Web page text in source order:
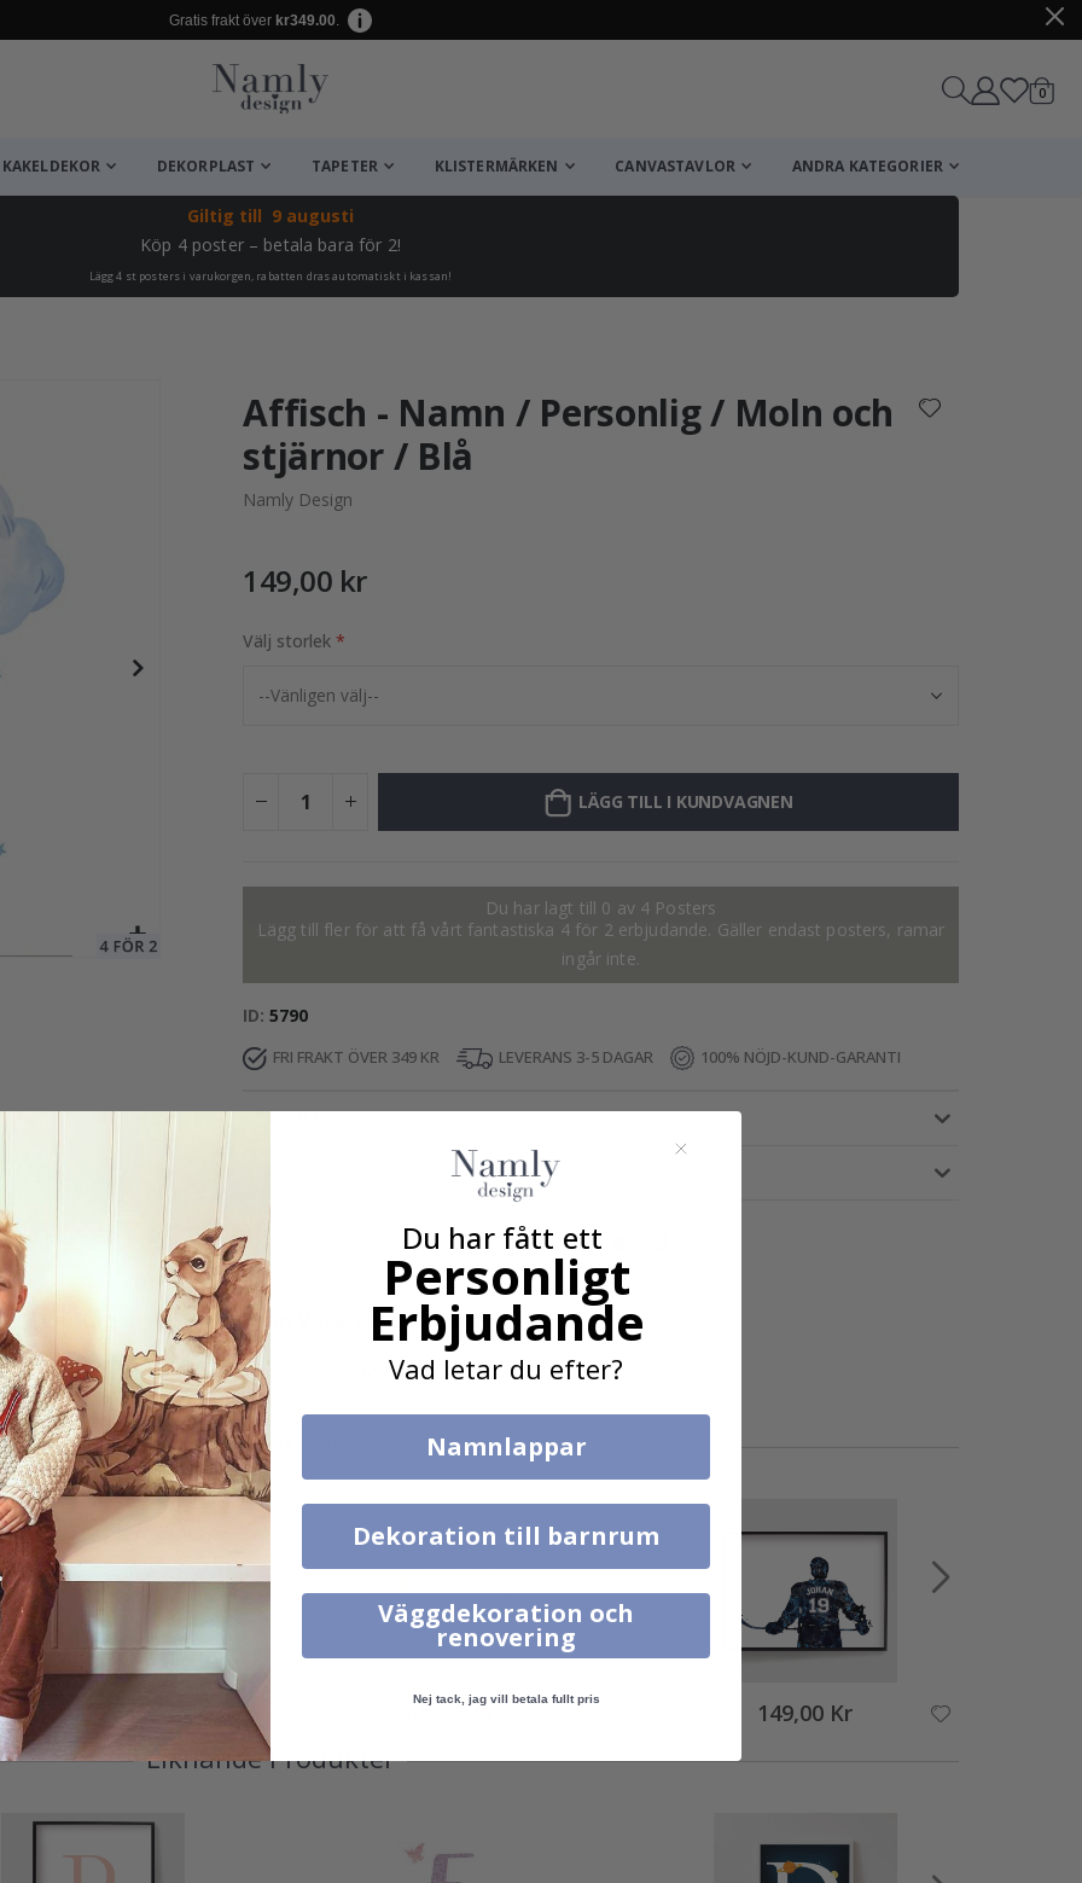
Gratis frakt över kr349.00.
0
KAKELDEKOR DEKORPLAST TAPETER KLISTERMÄRKEN CANVASTAVLOR ANDRA KATEGORIER
Giltig till 9 augusti
Köp 4 poster – betala bara för 2!
Lägg 4 st posters i varukorgen, rabatten dras automatiskt i kassan!
Affisch - Namn / Personlig / Moln och
stjärnor / Blå
Namly Design
149,00 kr
Välj storlek
LÄGG TILL I KUNDVAGNEN
Du har lagt till 0 av 4 Posters
Lägg till fler för att få vårt fantastiska 4 för 2 erbjudande. Gäller endast posters, ramar
ingår inte.
ID 5790
FRI FRAKT ÖVER 349 KR LEVERANS 3-5 DAGAR 100% NÖJD-KUND-GARANTI
DETALJER
Verklig inspiration från våra glada kunder!
Tagga ditt med #namly_design
Andra köpte också
95,00 Kr 149,00 Kr 149,00 Kr
Liknande Produkter
Du har fått ett
Personligt
Erbjudande
Vad letar du efter?
Namnlappar
Dekoration till barnrum
Väggdekoration och
renovering
Nej tack, jag vill betala fullt pris